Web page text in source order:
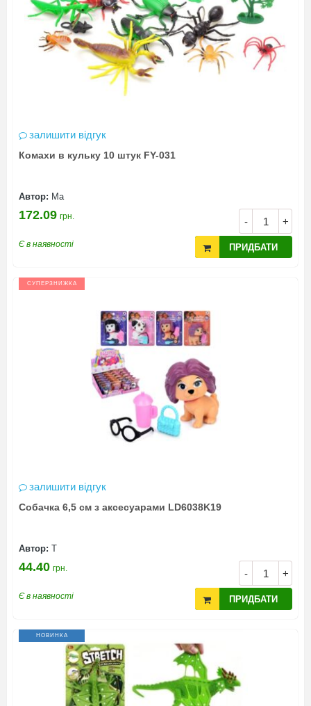
залишити відгук
Комахи в кульку 10 штук FY-031
Автор: Ма
- +
172.09 грн.
Є в наявності ПРИДБАТИ
СУПЕРЗНИЖКА
залишити відгук
Собачка 6,5 см з аксесуарами LD6038K19
Автор: Т
- +
44.40 грн.
Є в наявності ПРИДБАТИ
НОВИНКА